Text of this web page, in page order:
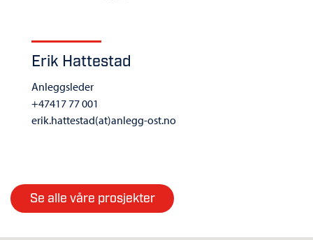
Erik Hattestad
Anleggsleder
+47417 77 001
erik.hattestad(at)anlegg-ost.no
Se alle våre prosjekter